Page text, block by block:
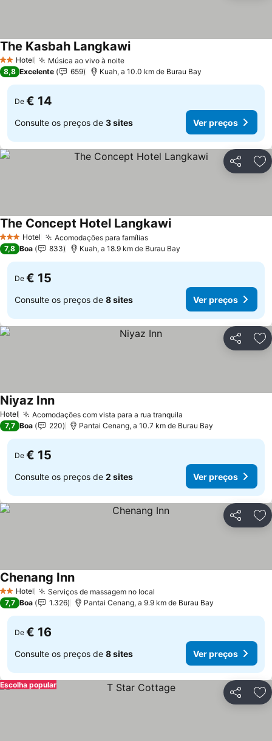
2 Estrelas
Hotel Música ao vivo à noiteVer preços
The Kasbah LangkawiVer preços
8,8 Excelente 659 Kuah, a 10.0 km de Burau Bay
De € 14
Consulte os preços de 3 sites Ver preços
Partilhar
3 EstrelasHotel Acomodações para famíliasVer preços
The Concept Hotel LangkawiVer preços
7,8 Boa 833 Kuah, a 18.9 km de Burau Bay
De € 15
Consulte os preços de 8 sites Ver preços
Partilhar
Hotel Acomodações com vista para a rua tranquila
Niyaz InnVer preços
7,7 Boa 220 Pantai Cenang, a 10.7 km de Burau Bay
De € 15
Consulte os preços de 2 sites Ver preços
Partilhar
2 Estrelas
Hotel Serviços de massagem no local
Chenang InnVer preços
7,7 Boa 1.326 Pantai Cenang, a 9.9 km de Burau Bay
De € 16
Consulte os preços de 8 sites Ver preços
Partilhar
Escolha popular